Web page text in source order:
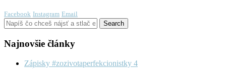
Facebook Instagram Email
Najnovšie články
Zápisky #zozivotaperfekcionistky 4